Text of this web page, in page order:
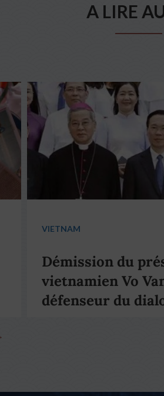
A LIRE
VIETNAM
Démission du
vietnamien Vo
défenseur du